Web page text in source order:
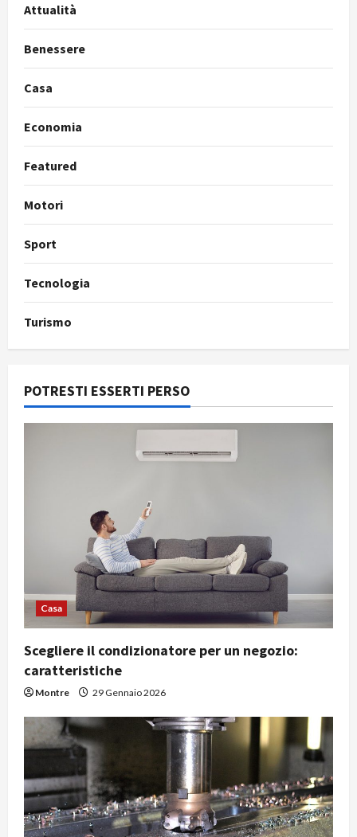
Attualità
Benessere
Casa
Economia
Featured
Motori
Sport
Tecnologia
Turismo
POTRESTI ESSERTI PERSO
Casa
Scegliere il condizionatore per un negozio:
caratteristiche
Montre 29 Gennaio 2026